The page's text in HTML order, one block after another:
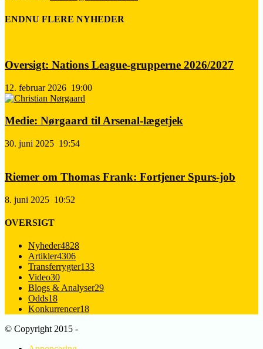
ENDNU FLERE NYHEDER
Oversigt: Nations League-grupperne 2026/2027
12. februar 2026 19:00
Medie: Nørgaard til Arsenal-lægetjek
30. juni 2025 19:54
Riemer om Thomas Frank: Fortjener Spurs-job
8. juni 2025 10:52
OVERSIGT
Nyheder4828
Artikler4306
Transferrygter133
Video30
Blogs & Analyser29
Odds18
Konkurrencer18
© Copyright 2015 -